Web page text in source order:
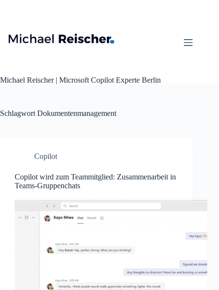
Michael Reischer | Microsoft Copilot Experte Berlin
Schlagwort Dokumentenmanagement
Copilot
Copilot wird zum Teammitglied: Zusammenarbeit in
Teams-Gruppenchats